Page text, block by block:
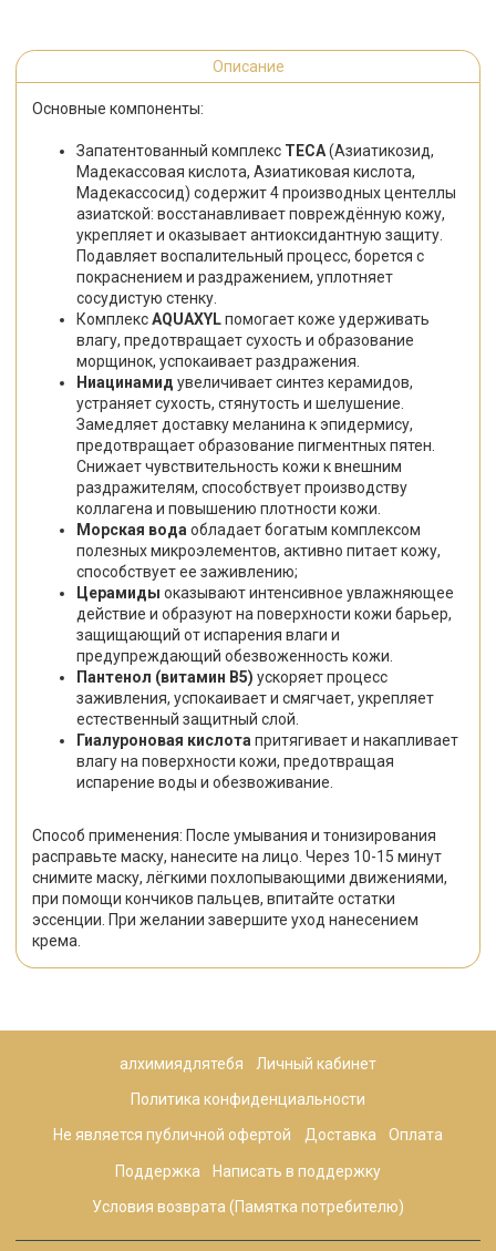
Описание
Основные компоненты:
Запатентованный комплекс TECA(Азиатикозид,
Мадекассовая кислота, Азиатиковая кислота,
Мадекассосид) содержит 4 производных центеллы
азиатской: восстанавливает повреждённую кожу,
укрепляет и оказывает антиоксидантную защиту.
Подавляет воспалительный процесс, борется с
покраснением и раздражением, уплотняет
сосудистую стенку.
КомплексAQUAXYLпомогает коже удерживать
влагу, предотвращает сухость и образование
морщинок, успокаивает раздражения.
Ниацинамид увеличивает синтез керамидов,
устраняет сухость, стянутость и шелушение.
Замедляет доставку меланина к эпидермису,
предотвращает образование пигментных пятен.
Снижает чувствительность кожи к внешним
раздражителям, способствует производству
коллагена и повышению плотности кожи.
Морская вода обладает богатым комплексом
полезных микроэлементов, активно питает кожу,
способствует ее заживлению;
Церамиды оказывают интенсивное увлажняющее
действие и образуют на поверхности кожи барьер,
защищающий от испарения влаги и
предупреждающий обезвоженность кожи.
Пантенол (витамин B5) ускоряет процесс
заживления, успокаивает и смягчает, укрепляет
естественный защитный слой.
Гиалуроновая кислота притягивает и накапливает
влагу на поверхности кожи, предотвращая
испарение воды и обезвоживание.
Способ применения: После умывания и тонизирования
расправьте маску, нанесите на лицо. Через 10-15 минут
снимите маску, лёгкими похлопывающими движениями,
при помощи кончиков пальцев, впитайте остатки
эссенции. При желании завершите уход нанесением
крема.
алхимиядлятебя Личный кабинет
Политика конфиденциальности
Не является публичной офертой Доставка Оплата
Поддержка Написать в поддержку
Условия возврата (Памятка потребителю)